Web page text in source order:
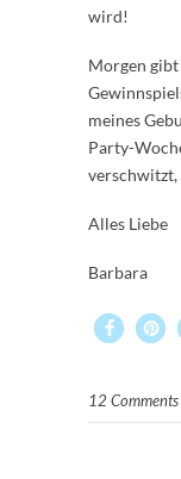
wird!
Morgen gibt
meines
Party-
verschwitzt,
Alles Liebe
Barbara
12 Comments